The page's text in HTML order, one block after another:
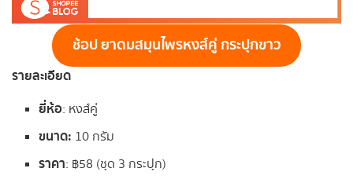
ช้อป ยาดมสมุนไพรหงส์คู่ กระปุกขาว
รายละเอียด
ยี่ห้อ: หงส์คู่
ขนาด: 10 กรัม
ราคา: ฿58 (ชุด 3 กระปุก)